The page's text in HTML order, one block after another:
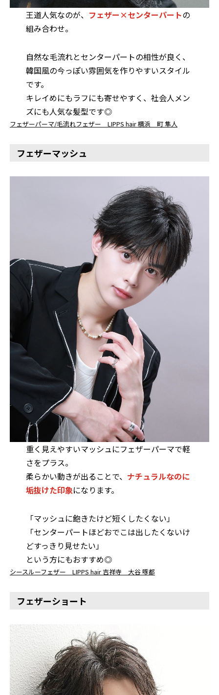
王道人気なのが、 フェザー×センターパートの
組み合わせ。
自然な毛流れとセンターパートの相性が良く、
韓国風の今っぽい雰囲気を作りやすいスタイル
です。
キレイめにもラフにも寄せやすく、社会人メン
ズにも人気な髪型です◎
フェザーパーマ/毛流れフェザー LIPPS hair 横浜 町 隼人
フェザーマッシュ
重く見えやすいマッシュにフェザーパーマで軽
さをプラス。
柔らかい動きが出ることで、 ナチュラルなのに
垢抜けた印象になります。
「マッシュに飽きたけど短くしたくない」
「センターパートほどおでこは出したくないけ
どすっきり見せたい」
という方にもおすすめ◎
シースルーフェザー LIPPS hair 吉祥寺 大谷 啄都
フェザーショート